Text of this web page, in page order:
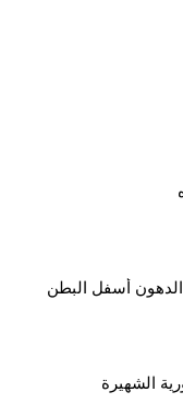
أسفل البطن